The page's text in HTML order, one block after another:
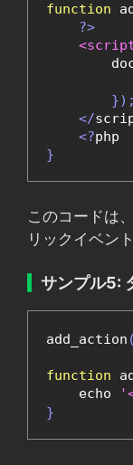
function
?>
});
</
<?
}
このコードは
リックイベン
サンプル5:
add_action (
function
    echo
}